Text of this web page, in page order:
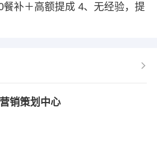
餐补＋高额提成 4、无经验，提
销策划中心